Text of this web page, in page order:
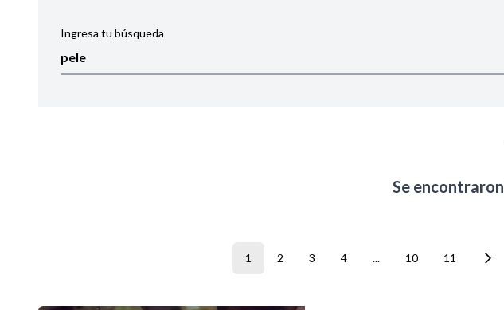
Ingresa tu búsqueda
Se encontraron
1 2 3 4 ... 10 11